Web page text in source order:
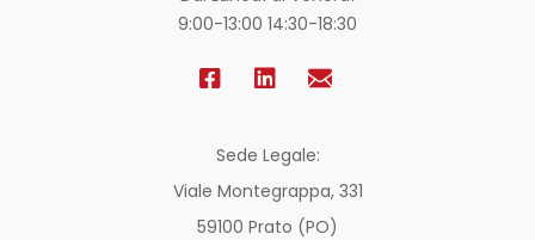
9:00-13:00 14:30-18:30
Sede Legale:
Viale Montegrappa, 331
59100 Prato (PO)